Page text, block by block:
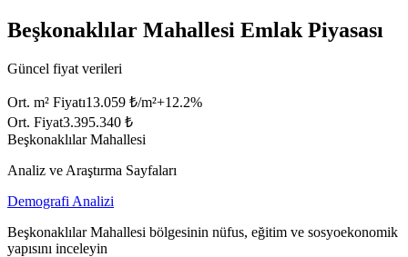
Beşkonaklılar Mahallesi Emlak Piyasası
Güncel fiyat verileri
Ort. m² Fiyatı13.059 ₺/m²+12.2%
Ort. Fiyat3.395.340 ₺
Beşkonaklılar Mahallesi
Analiz ve Araştırma Sayfaları
Demografi Analizi
Beşkonaklılar Mahallesi bölgesinin nüfus, eğitim ve sosyoekonomik
yapısını inceleyin